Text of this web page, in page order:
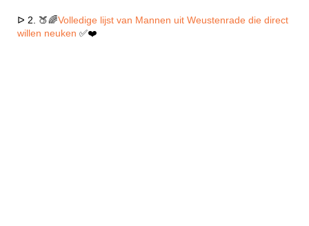
ᐅ 2. 🍑🌈Volledige lijst van Mannen uit Weustenrade die direct
willen neuken ✅❤️